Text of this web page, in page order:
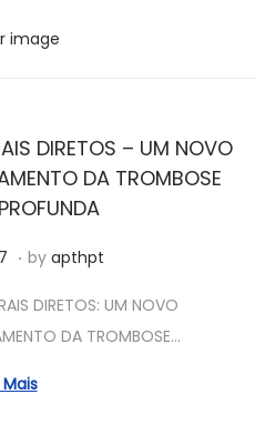
DIRETOS – UM NOVO
DA TROMBOSE
J
n
h
o
. by apthpt
DIRETOS: UM NOVO
DA TROMBOSE…